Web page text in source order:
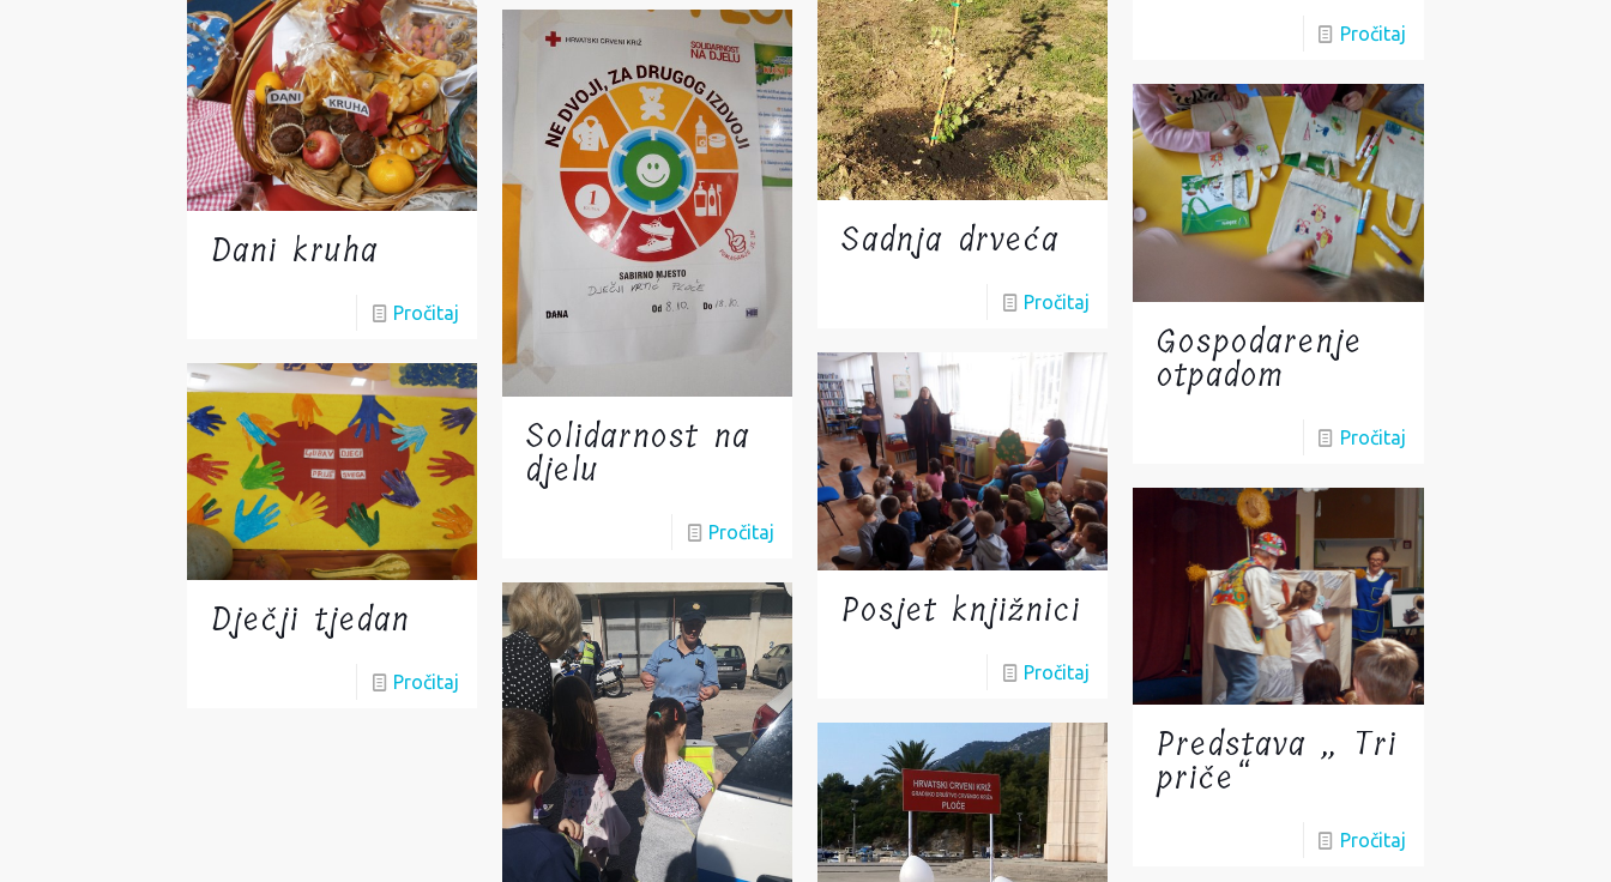
Pročitaj
Sadnja drveća
Pročitaj
Dani kruha
Pročitaj
Solidarnost na
djelu
Pročitaj
Gospodarenje
otpadom
Pročitaj
Posjet knjižnici
Pročitaj
Dječji tjedan
Pročitaj
Predstava „ Tri
priče“
Pročitaj